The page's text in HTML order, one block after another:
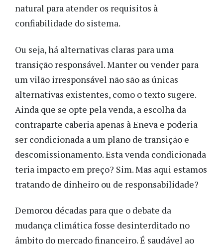
natural para atender os requisitos à
confiabilidade do sistema.
Ou seja, há alternativas claras para uma
transição responsável. Manter ou vender para
um vilão irresponsável não são as únicas
alternativas existentes, como o texto sugere.
Ainda que se opte pela venda, a escolha da
contraparte caberia apenas à Eneva e poderia
ser condicionada a um plano de transição e
descomissionamento. Esta venda condicionada
teria impacto em preço? Sim. Mas aqui estamos
tratando de dinheiro ou de responsabilidade?
Demorou décadas para que o debate da
mudança climática fosse desinterditado no
âmbito do mercado financeiro. É saudável ao